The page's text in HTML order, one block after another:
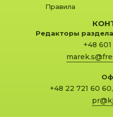
Правила
Редакторы
+48
+48 22 721 60 60,